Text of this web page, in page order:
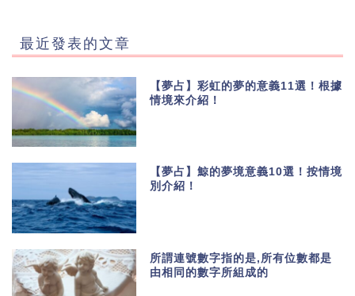
最近發表的文章
【夢占】彩虹的夢的意義11選！根據
情境來介紹！
【夢占】鯨的夢境意義10選！按情境
別介紹！
所謂連號數字指的是,所有位數都是
由相同的數字所組成的